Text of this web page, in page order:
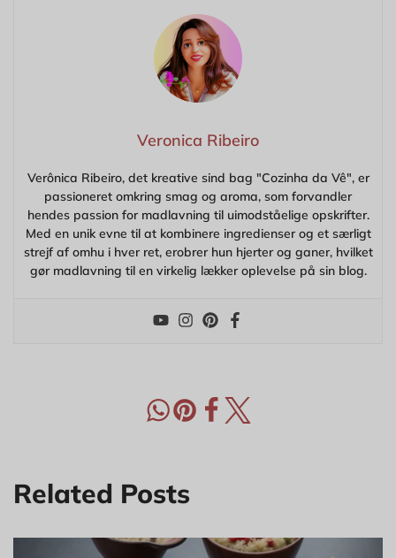
Veronica Ribeiro
Verônica Ribeiro, det kreative sind bag "Cozinha da Vê", er
passioneret omkring smag og aroma, som forvandler
hendes passion for madlavning til uimodståelige opskrifter.
Med en unik evne til at kombinere ingredienser og et særligt
strejf af omhu i hver ret, erobrer hun hjerter og ganer, hvilket
gør madlavning til en virkelig lækker oplevelse på sin blog.
Related Posts